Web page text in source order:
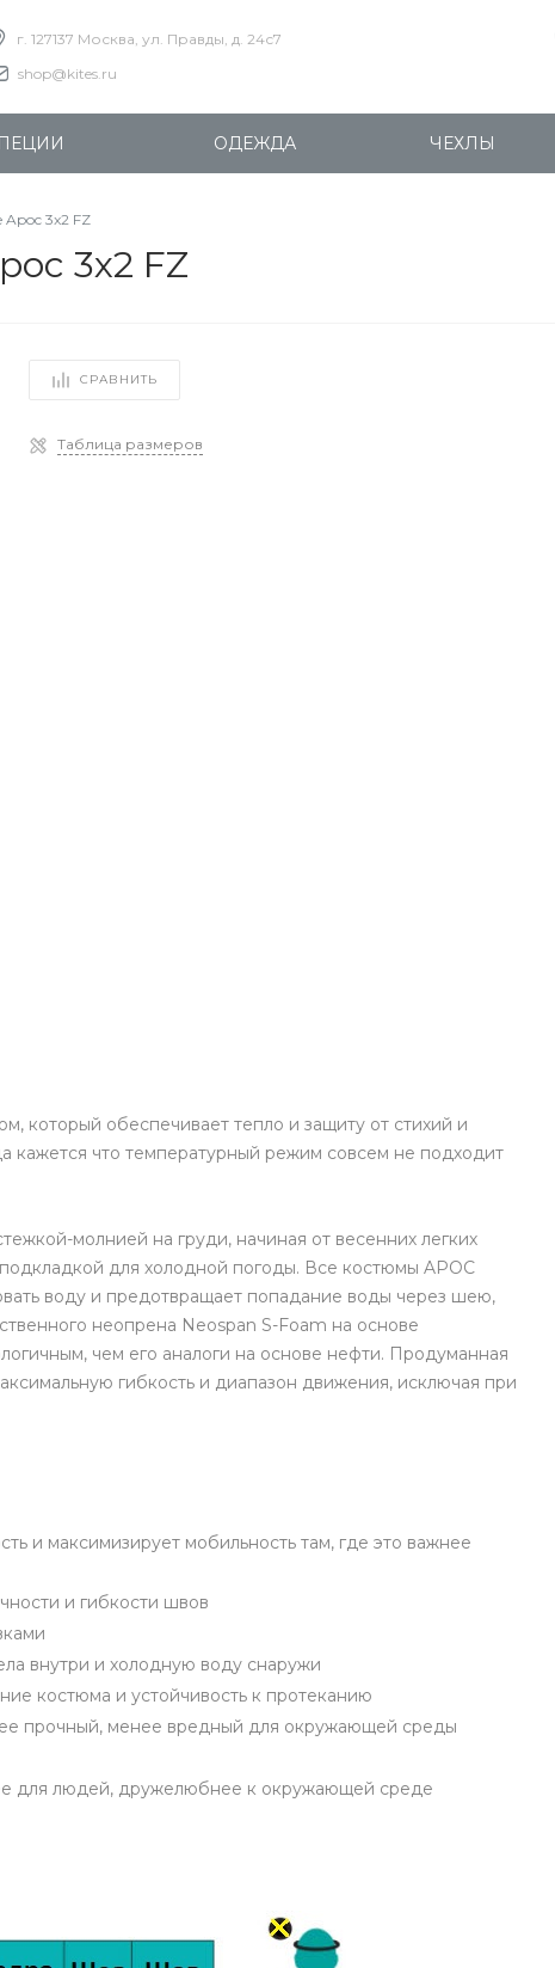
г. 127137 Москва, ул. Правды, д. 24с7
shop@kites.ru
ОДЕЖДА ЧЕХЛЫ
3x2 FZ
3x2 FZ
СРАВНИТЬ
Таблица размеров
который обеспечивает тепло и защиту от стихий и
кажется что температурный режим совсем не подходит
молнией на груди, начиная от весенних легких
для холодной погоды. Все костюмы APOC
воду и предотвращает попадание воды через шею,
неопрена Neospan S-Foam на основе
чем его аналоги на основе нефти. Продуманная
гибкость и диапазон движения, исключая при
и максимизирует мобильность там, где это важнее
и гибкости швов
внутри и холодную воду снаружи
костюма и устойчивость к протеканию
прочный, менее вредный для окружающей среды
для людей, дружелюбнее к окружающей среде